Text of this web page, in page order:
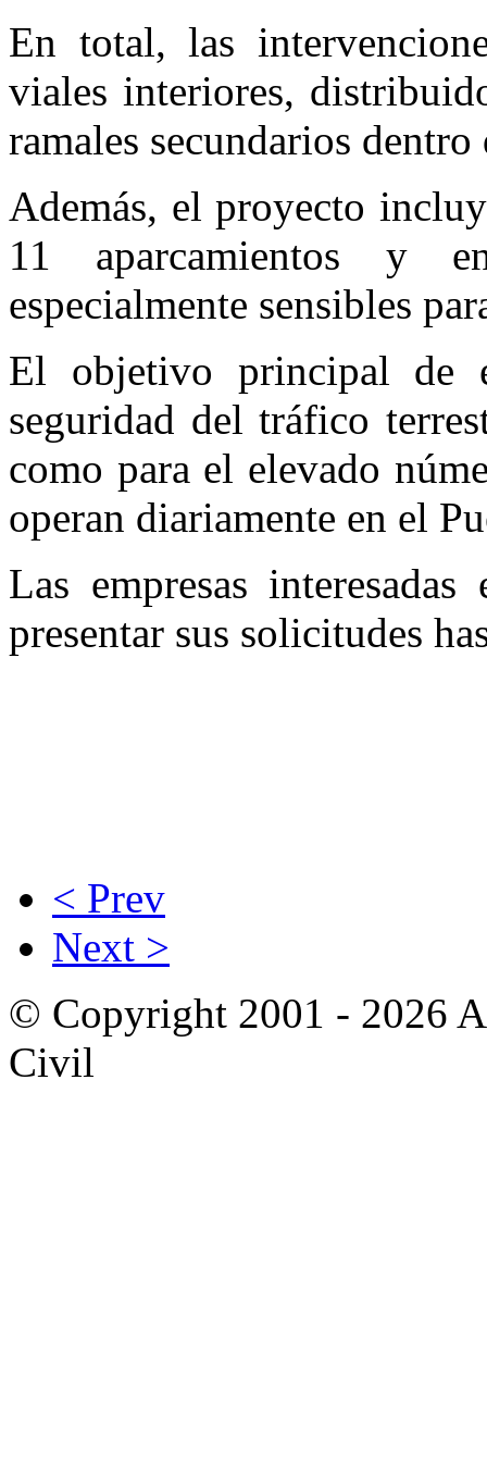
En total, las
viales interiores,
ramales secundarios
Además, el proyecto
11 aparcamientos y
especialmente sensibles
El objetivo principal de
seguridad del tráfico
como para el elevado
operan diariamente en el
Las empresas
presentar sus solicitudes
< Prev
Next >
© Copyright 2001 - 2026
Civil